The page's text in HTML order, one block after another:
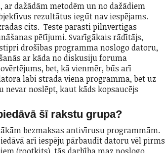
dažādām metodēm un no dažādiem
rezultātus iegūt nav iespējams.
cits. Testē parasti pilnvērtīgas
pētījumi. Svarīgākais rādītājs,
drošības programma noslogo datoru,
ar kāda no diskusiju foruma
bet, kā vienmēr, būs arī
labi strādā viena programma, bet uz
noslēpt, kaut kāds kopsaucējs
šī rakstu grupa?
bezmaksas antivīrusu programmām.
arī iespēju pārbaudīt datoru vēl pirms